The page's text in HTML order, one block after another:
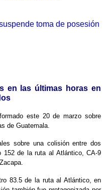
toma de posesión
en las últimas horas en
este 20 de marzo sobre
de Guatemala.
sobre una colisión entre dos
152 de la ruta al Atlántico, CA-9
83.5 de la ruta al Atlántico, en